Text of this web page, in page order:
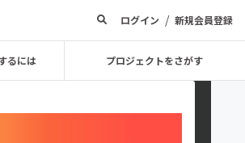
ログイン / 新規会員登録
るには プロジェクトをさがす